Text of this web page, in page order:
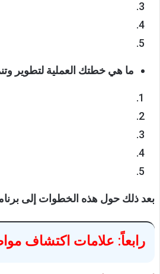
ما هي خطتك العملية لتطوير
بعد ذلك حول هذه الخطوات إلى
رابعاً: علامات اكتشاف